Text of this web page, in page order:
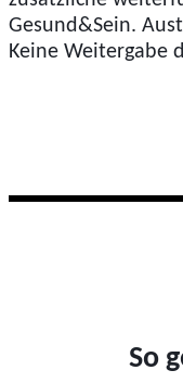
Gesund&Sein.
Keine Weitergabe
So